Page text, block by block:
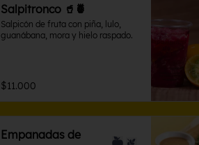
Salpitronco 🥤🍍
Salpicón de fruta con piña, lulo,
guanábana, mora y hielo raspado.
$11.000
Empanadas de